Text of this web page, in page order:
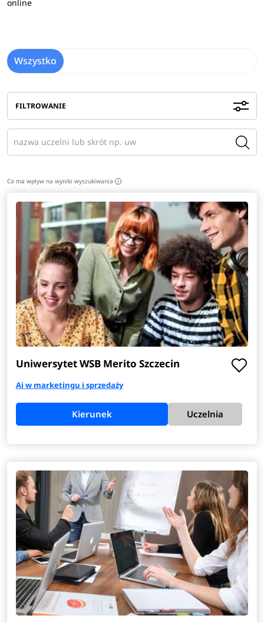
online
Wszystko
FILTROWANIE
Co ma wpływ na wyniki wyszukiwania i
Uniwersytet WSB Merito Szczecin
Ai w marketingu i sprzedaży
Kierunek Uczelnia